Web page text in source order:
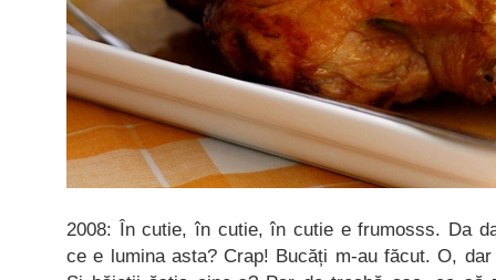
2008: În cutie, în cutie, în cutie e frumosss. Da
ce e lumina asta? Crap! Bucăți m-au făcut. O,